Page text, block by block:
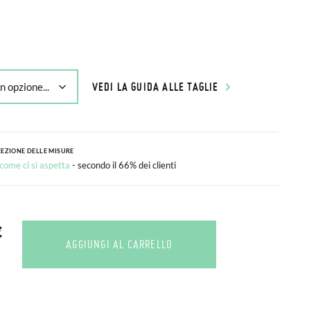
VEDI LA GUIDA ALLE TAGLIE
DELLE MISURE
ci si aspetta - secondo il 66% dei clienti
AGGIUNGI AL CARRELLO